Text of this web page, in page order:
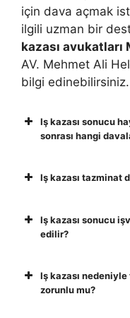
için dava açmak
ilgili uzman bir
kazası avukatları
AV. Mehmet Ali
bilgi edinebilirsiniz.
Iş kazası sonucu
sonrası hangi
Iş kazası tazminat
Iş kazası sonucu
edilir?
Iş kazası
zorunlu mu?